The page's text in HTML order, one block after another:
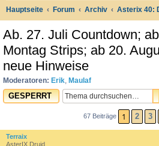
Hauptseite Forum Archiv Asterix 40:
Ab. 27. Juli Countdown;
Montag Strips; ab 20.
neue Hinweise
Moderatoren: Erik, Maulaf
GESPERRT
67 Beiträge 1 2 3
Terraix
AsterIX Druid